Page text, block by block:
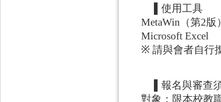
▌使用工具
MetaWin（第2版
Microsoft Excel
※ 請與會者自行
▌報名與審查
對象：限本校教